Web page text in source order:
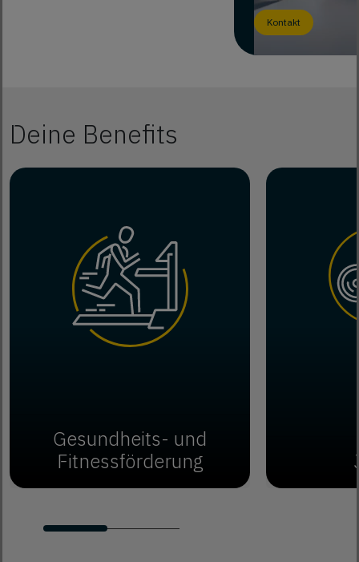
Kontakt
Deine Benefits
Gesundheits- und
Fitnessförderung